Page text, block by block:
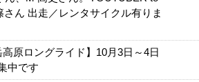
さん 出走／レンタサイクル有りま
高原ロングライド】10月3日～4日
中です